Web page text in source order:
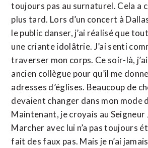
toujours pas au surnaturel. Cela a
plus tard. Lors d’un concert à
le public danser, j’ai réalisé que
une criante idolâtrie. J’ai senti
traverser mon corps. Ce soir-là,
ancien collègue pour qu’il me
adresses d’églises. Beaucoup de
devaient changer dans mon mode
Maintenant, je croyais au Seigneur
Marcher avec lui n’a pas toujours
fait des faux pas. Mais je n’ai